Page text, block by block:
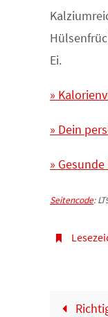
Ei.
»
» Dein
»
Seitencode: